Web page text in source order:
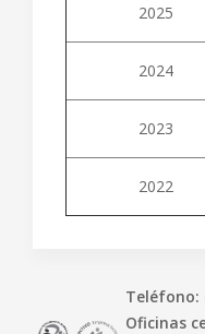
2025
2024
2023
2022
Teléfono:
Oficinas